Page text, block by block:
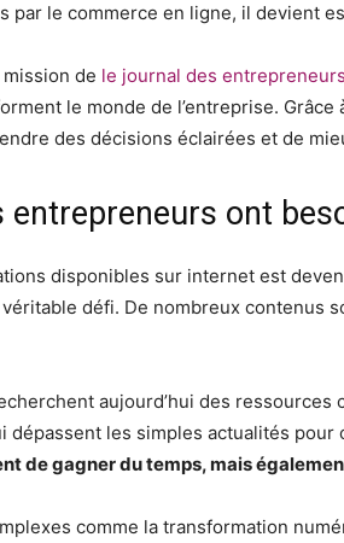
le commerce en ligne, il devient
mission de le journal des entrepreneurs
le monde de l’entreprise.
des décisions éclairées et de
entrepreneurs ont
disponibles sur internet est
véritable défi. De nombreux
aujourd’hui des
dépassent les simples actualités
de gagner du temps, mais
comme la transformation